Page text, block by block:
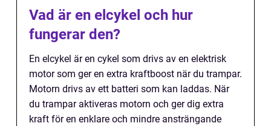
Vad är en elcykel och hur
fungerar den?
En elcykel är en cykel som drivs av en elektrisk
motor som ger en extra kraftboost när du trampar.
Motorn drivs av ett batteri som kan laddas. När
du trampar aktiveras motorn och ger dig extra
kraft för en enklare och mindre ansträngande